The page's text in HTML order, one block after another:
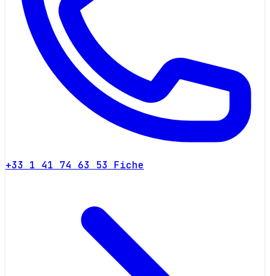
+33 1 41 74 63 53 Fiche